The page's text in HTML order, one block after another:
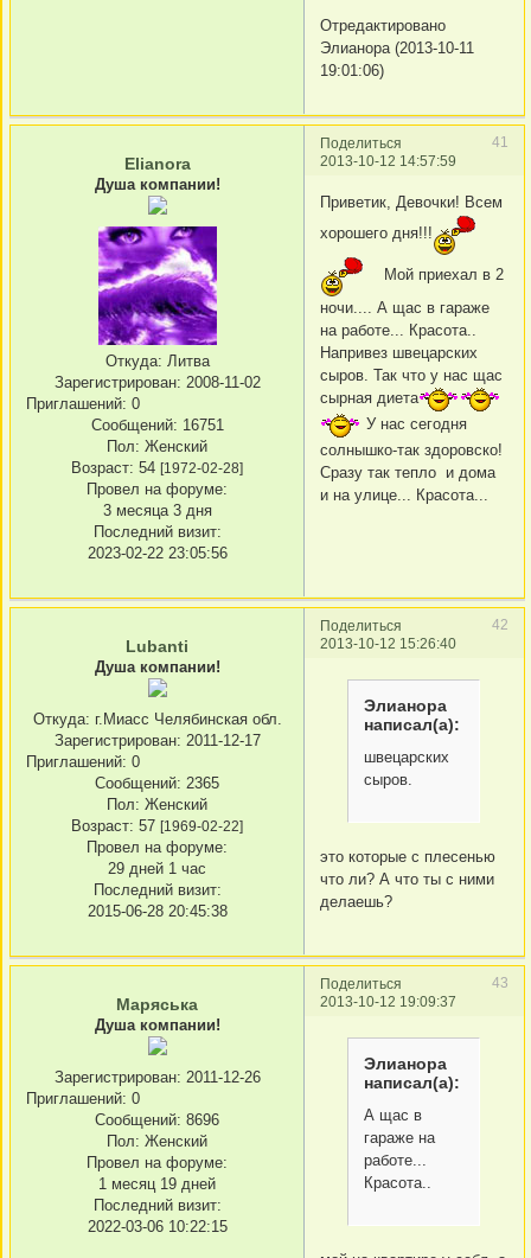
Отредактировано
Элианора (2013-10-11
19:01:06)
Поделиться
41
2013-10-12 14:57:59
Elianora
Душа компании!
Откуда: Литва
Зарегистрирован: 2008-11-02
Приглашений: 0
Сообщений: 16751
Пол: Женский
Возраст: 54 [1972-02-28]
Провел на форуме:
3 месяца 3 дня
Последний визит:
2023-02-22 23:05:56
Приветик, Девочки! Всем
хорошего дня!!!
Мой приехал в 2
ночи.... А щас в гараже
на работе... Красота..
Напривез швецарских
сыров. Так что у нас щас
сырная диета
У нас сегодня
солнышко-так здоровско!
Сразу так тепло и дома
и на улице... Красота...
Поделиться
42
2013-10-12 15:26:40
Lubanti
Душа компании!
Откуда: г.Миасс Челябинская обл.
Зарегистрирован: 2011-12-17
Приглашений: 0
Сообщений: 2365
Пол: Женский
Возраст: 57 [1969-02-22]
Провел на форуме:
29 дней 1 час
Последний визит:
2015-06-28 20:45:38
Элианора
написал(а):
швецарских
сыров.
это которые с плесенью
что ли? А что ты с ними
делаешь?
Поделиться
43
2013-10-12 19:09:37
Маряська
Душа компании!
Зарегистрирован: 2011-12-26
Приглашений: 0
Сообщений: 8696
Пол: Женский
Провел на форуме:
1 месяц 19 дней
Последний визит:
2022-03-06 10:22:15
Элианора
написал(а):
А щас в
гараже на
работе...
Красота..